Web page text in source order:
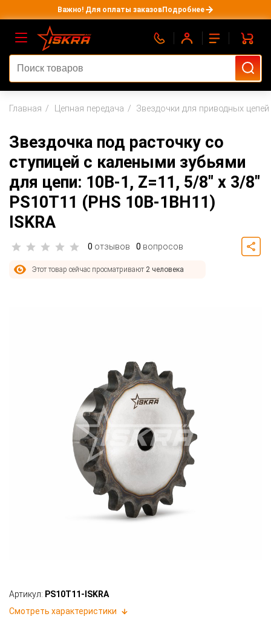
Важно! Для оплаты заказовПодробнее
Главная Цепная передача Звездочки для приводных цепей
Звездочка под расточку со
ступицей с калеными зубьями
для цепи: 10B-1, Z=11, 5/8" x 3/8"
PS10T11 (PHS 10B-1BH11)
ISKRA
0 отзывов 0 вопросов
Этот товар сейчас просматривают 2 человека
Артикул: PS10T11-ISKRA
Смотреть характеристики